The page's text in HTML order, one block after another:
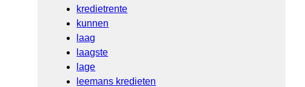
kredietrente
kunnen
laag
laagste
lage
leemans kredieten